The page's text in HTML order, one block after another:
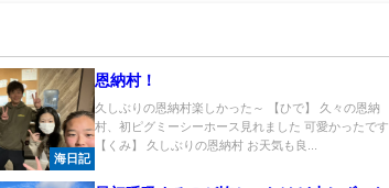
海日記
恩納村！
久しぶりの恩納村楽しかった～ 【ひで】 久々の恩納
村、初ピグミーシーホース見れました 可愛かったです
【くみ】 久しぶりの恩納村 お天気も良...